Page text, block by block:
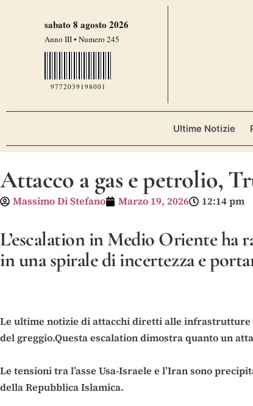
sabato 8 agosto 2026
Anno III • Numero 245
9772039198001
Ultime Notizie
Attacco a gas e petrolio,
Massimo Di Stefano Marzo 19, 2026 12:14 pm
L’escalation in Medio Oriente
in una spirale di incertezza e
Le ultime notizie di attacchi diretti alle
del greggio.Questa escalation dimostra quanto un
Le tensioni tra l’asse Usa-Israele e l’Iran sono
della Repubblica Islamica.